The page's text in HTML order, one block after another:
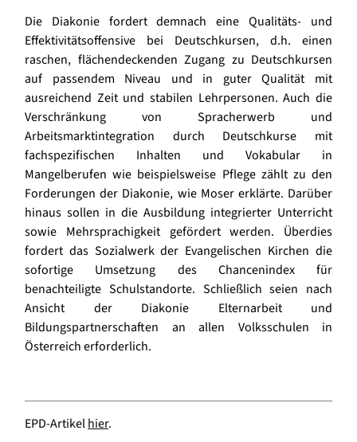
Die Diakonie fordert demnach eine Qualitäts- und
Effektivitätsoffensive bei Deutschkursen, d.h. einen
raschen, flächendeckenden Zugang zu Deutschkursen
auf passendem Niveau und in guter Qualität mit
ausreichend Zeit und stabilen Lehrpersonen. Auch die
Verschränkung von Spracherwerb und
Arbeitsmarktintegration durch Deutschkurse mit
fachspezifischen Inhalten und Vokabular in
Mangelberufen wie beispielsweise Pflege zählt zu den
Forderungen der Diakonie, wie Moser erklärte. Darüber
hinaus sollen in die Ausbildung integrierter Unterricht
sowie Mehrsprachigkeit gefördert werden. Überdies
fordert das Sozialwerk der Evangelischen Kirchen die
sofortige Umsetzung des Chancenindex für
benachteiligte Schulstandorte. Schließlich seien nach
Ansicht der Diakonie Elternarbeit und
Bildungspartnerschaften an allen Volksschulen in
Österreich erforderlich.
EPD-Artikelhier.